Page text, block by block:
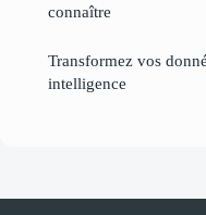
connaître
Transformez vos
intelligence